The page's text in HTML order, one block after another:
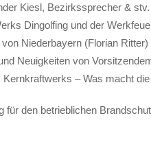
Kiesl, Bezirkssprecher &
Dingolfing und der
Niederbayern (Florian Ritter)
Neuigkeiten von
Kernkraftwerks – Was macht
für den betrieblichen